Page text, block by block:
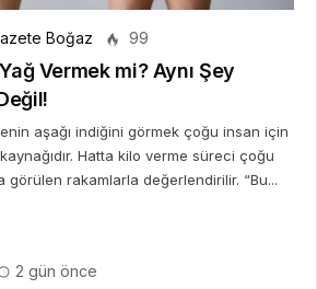
Boğaz 99
Vermek mi? Aynı Şey
aşağı indiğini görmek çoğu insan için
Hatta kilo verme süreci çoğu
görülen rakamlarla değerlendirilir. “Bu...
2 gün önce